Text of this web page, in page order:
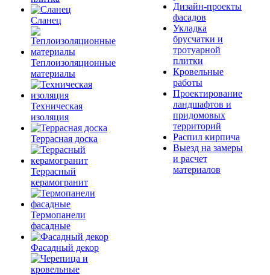
Сланец
Теплоизоляционные
материалы
Техническая
изоляция
Террасная доска
Террасный
керамогранит
Термопанели
фасадные
Фасадный декор
Дизайн-проекты
фасадов
Укладка
брусчатки и
тротуарной
плитки
Кровельные
работы
Проектирование
ландшафтов и
придомовых
территорий
Распил кирпича
Выезд на замеры
и расчет
материалов